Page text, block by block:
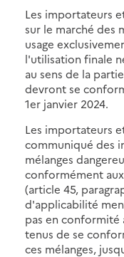
Les importateurs
sur le marché des
usage
l'utilisation finale
au sens de la
devront se
1er janvier 2024.
Les importateurs
communiqué des
mélanges
conformément
(article 45,
d'applicabilité
pas en conformité
tenus de se
ces mélanges,